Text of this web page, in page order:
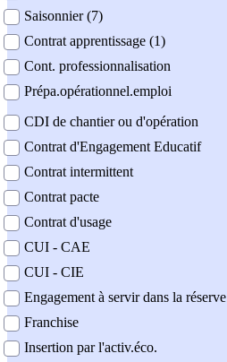
Saisonnier (7)
Contrat apprentissage (1)
Cont. professionnalisation
Prépa.opérationnel.emploi
CDI de chantier ou d'opération
Contrat d'Engagement Educatif
Contrat intermittent
Contrat pacte
Contrat d'usage
CUI - CAE
CUI - CIE
Engagement à servir dans la réserve
Franchise
Insertion par l'activ.éco.